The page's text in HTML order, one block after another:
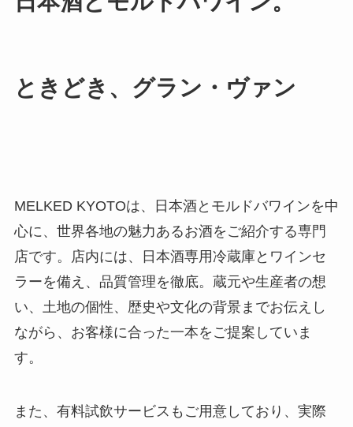
ときどき、グラン・ヴァン
MELKED KYOTOは、日本酒とモルドバワインを中
心に、世界各地の魅力あるお酒をご紹介する専門
店です。店内には、日本酒専用冷蔵庫とワインセ
ラーを備え、品質管理を徹底。蔵元や生産者の想
い、土地の個性、歴史や文化の背景までお伝えし
ながら、お客様に合った一本をご提案していま
す。
また、有料試飲サービスもご用意しており、実際